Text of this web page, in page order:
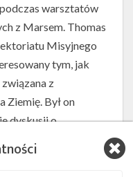
warsztatów
z Marsem. Thomas
Misyjnego
tym, jak
z
Ziemię. Był on
dyskusji o
Nie wiadomo